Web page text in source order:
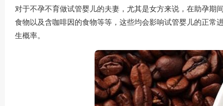
对于不孕不育做试管婴儿的夫妻，尤其是女方来说，在助孕期
食物以及含咖啡因的食物等等，这些均会影响试管婴儿的正常
生概率。